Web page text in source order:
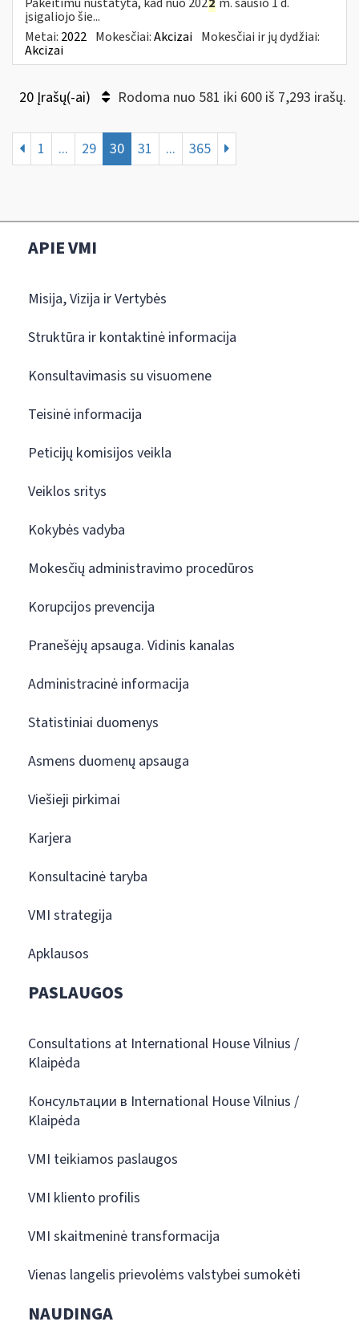
įsigaliojo šie...
Metai: 2022 Mokesčiai:Akcizai Mokesčiai ir jų dydžiai:
Akcizai
20 Įrašų(-ai) Rodoma nuo 581 iki 600 iš 7,293 irašų.
1 ... 29 30 31 ... 365
APIE VMI
Misija, Vizija ir Vertybės
Struktūra ir kontaktinė informacija
Konsultavimasis su visuomene
Teisinė informacija
Peticijų komisijos veikla
Veiklos sritys
Kokybės vadyba
Mokesčių administravimo procedūros
Korupcijos prevencija
Pranešėjų apsauga. Vidinis kanalas
Administracinė informacija
Statistiniai duomenys
Asmens duomenų apsauga
Viešieji pirkimai
Karjera
Konsultacinė taryba
VMI strategija
Apklausos
PASLAUGOS
Consultations at International House Vilnius /
Klaipėda
Консультации в International House Vilnius /
Klaipėda
VMI teikiamos paslaugos
VMI kliento profilis
VMI skaitmeninė transformacija
Vienas langelis prievolėms valstybei sumokėti
NAUDINGA